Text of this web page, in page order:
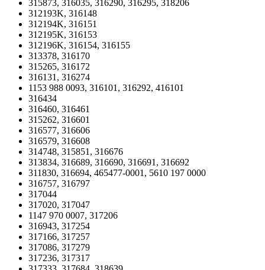
315873, 316035, 316290, 316295, 318206
312193K, 316148
312194K, 316151
312195K, 316153
312196K, 316154, 316155
313378, 316170
315265, 316172
316131, 316274
1153 988 0093, 316101, 316292, 416101
316434
316460, 316461
315262, 316601
316577, 316606
316579, 316608
314748, 315851, 316676
313834, 316689, 316690, 316691, 316692
311830, 316694, 465477-0001, 5610 197 0000
316757, 316797
317044
317020, 317047
1147 970 0007, 317206
316943, 317254
317166, 317257
317086, 317279
317236, 317317